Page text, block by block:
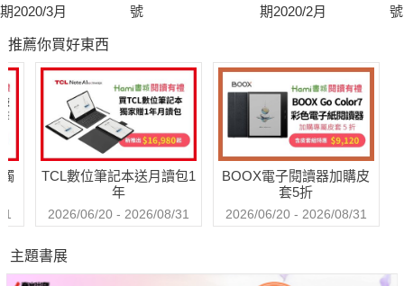
期2020/3月
號
期2020/2月
號
推薦你買好東西
TCL數位筆記本送月讀包1
年
2026/06/20 - 2026/08/31
BOOX電子閱讀器加購皮
套5折
2026/06/20 - 2026/08/31
主題書展